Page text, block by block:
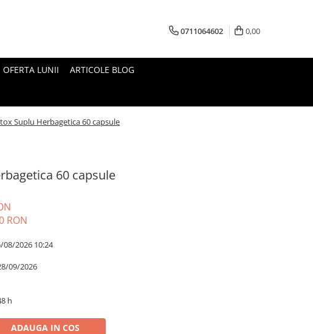
0711064602 0,00
OFERTA LUNII ARTICOLE BLOG
Suplu Herbagetica 60 capsule
60 capsule
RON
08/2026 10:24
09/2026
h
ADAUGA IN COS